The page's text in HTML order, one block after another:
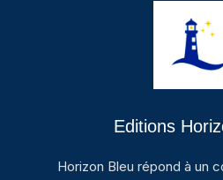
Editions
Horizon Bleu répond à un